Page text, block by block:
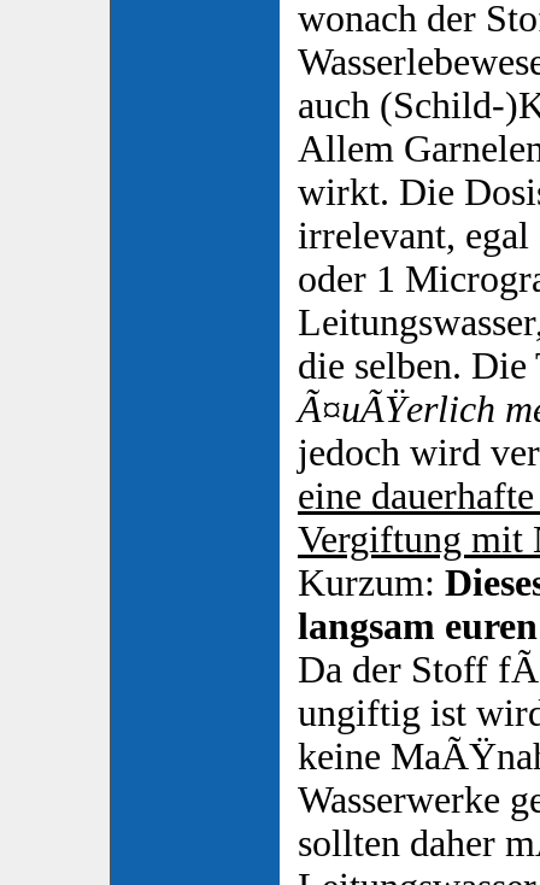
wonach der
auch (Schild-
Allem
wirkt. Die
irrelevant,
oder 1
die selben. Die
Ã¤uÃŸerlich
jedoch wird
eine
Vergiftung mit
Kurzum:
langsam
Da der Stoff
ungiftig ist
keine
Wasserwerke
sollten daher